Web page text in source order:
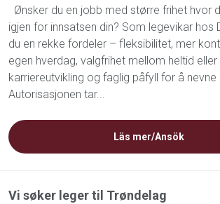
Ønsker du en jobb med større frihet hvor
igjen for innsatsen din? Som legevikar hos
du en rekke fordeler – fleksibilitet, mer
egen hverdag, valgfrihet mellom heltid eller
karriereutvikling og faglig påfyll for å nevne
Autorisasjonen tar...
Läs mer/Ansök
Vi søker leger til Trøndelag